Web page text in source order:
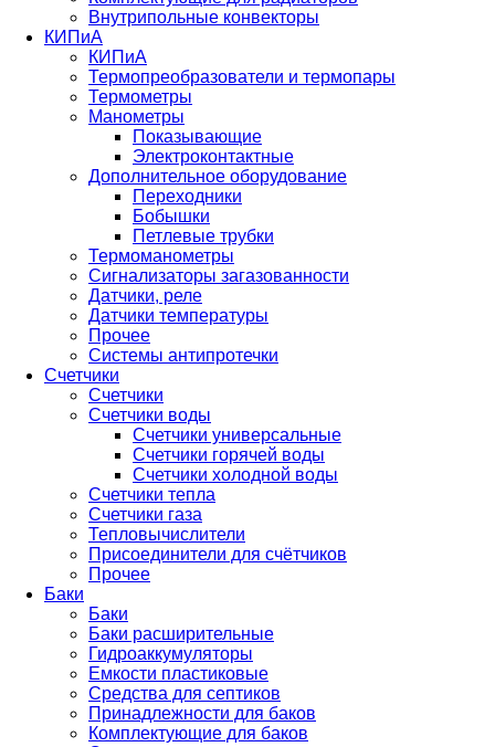
Внутрипольные конвекторы
КИПиА
КИПиА
Термопреобразователи и термопары
Термометры
Манометры
Показывающие
Электроконтактные
Дополнительное оборудование
Переходники
Бобышки
Петлевые трубки
Термоманометры
Сигнализаторы загазованности
Датчики, реле
Датчики температуры
Прочее
Системы антипротечки
Счетчики
Счетчики
Счетчики воды
Счетчики универсальные
Счетчики горячей воды
Счетчики холодной воды
Счетчики тепла
Счетчики газа
Тепловычислители
Присоединители для счётчиков
Прочее
Баки
Баки
Баки расширительные
Гидроаккумуляторы
Емкости пластиковые
Средства для септиков
Принадлежности для баков
Комплектующие для баков